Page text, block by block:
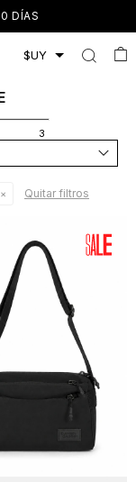
DÍAS
Quitar filtros